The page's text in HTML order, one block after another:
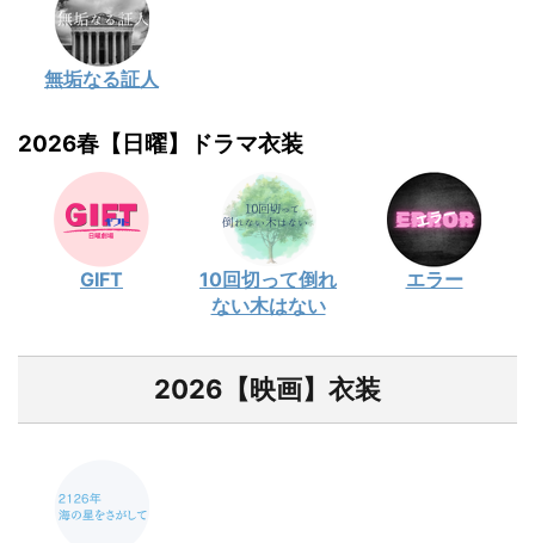
無垢なる証人
2026春【日曜】ドラマ衣装
GIFT
10回切って倒れ
ない木はない
エラー
2026【映画】衣装